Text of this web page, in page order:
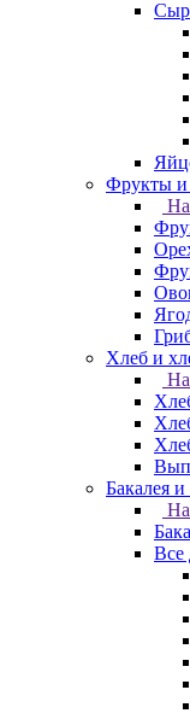
Сыр
Фрукты
Хлеб и
Бакалея
Все